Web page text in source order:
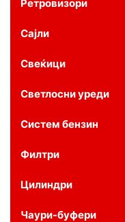
Ретровизори
Сајли
Свеќици
Светлосни уреди
Систем бензин
Филтри
Цилиндри
Чаури-буфери